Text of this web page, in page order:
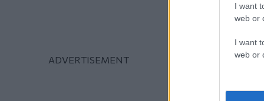
I want
web or
I want
web or